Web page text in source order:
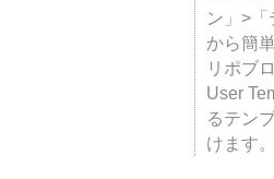
ン」>
から簡
リポブ
User
るテン
けます